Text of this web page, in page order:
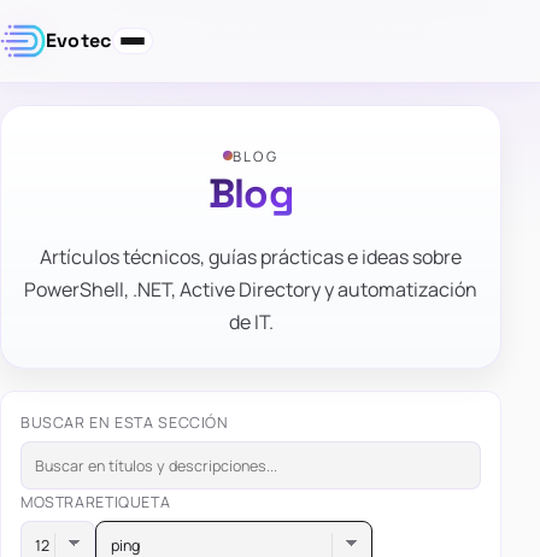
Evotec
BLOG
Blog
Artículos técnicos, guías prácticas e ideas sobre
PowerShell, .NET, Active Directory y automatización
de IT.
BUSCAR EN ESTA SECCIÓN
MOSTRARETIQUETA
ping